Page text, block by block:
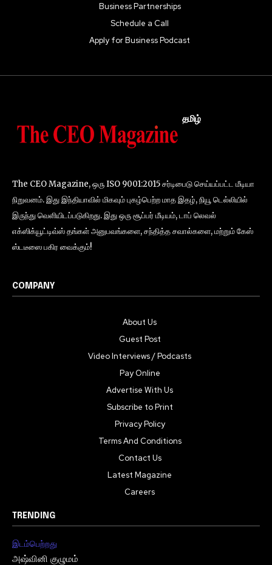
Business Partnerships
Schedule a Call
Apply for Business Podcast
தமிழ்
The CEO Magazine, ஒரு ISO 9001:2015 சர்டிபைடு செய்யப்பட்ட மீடியா
நிறுவனம். இது இந்தியாவில் மிகவும் புகழ்பெற்ற மாத இதழ், நியூ டெல்லியில்
இருந்து வெளியிடப்படுகிறது. இது ஒரு சூப்பர் மீடியம், டாப் லெவல்
எக்ஸிக்யூட்டிவ்ஸ் தங்கள் அனுபவங்களை, சந்தித்த சவால்களை, மற்றும் கேஸ்
ஸ்டடீஸை பகிர வைக்கும்!
COMPANY
About Us
Guest Post
Video Interviews / Podcasts
Pay Online
Advertise With Us
Subscribe to Print
Privacy Policy
Terms And Conditions
Contact Us
Latest Magazine
Careers
TRENDING
இடம்பெற்றது
அஷ்வினி குழுமம்